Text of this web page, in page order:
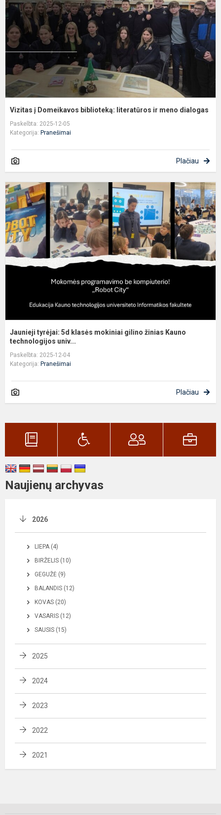
Vizitas į Domeikavos biblioteką: literatūros ir meno dialogas
Paskelbta: 2025-12-05
Kategorija: Pranešimai
Plačiau
Jaunieji tyrėjai: 5d klasės mokiniai gilino žinias Kauno
technologijos univ...
Paskelbta: 2025-12-04
Kategorija: Pranešimai
Plačiau
Naujienų archyvas
2026
LIEPA (4)
BIRŽELIS (10)
GEGUŽĖ (9)
BALANDIS (12)
KOVAS (20)
VASARIS (12)
SAUSIS (15)
2025
2024
2023
2022
2021